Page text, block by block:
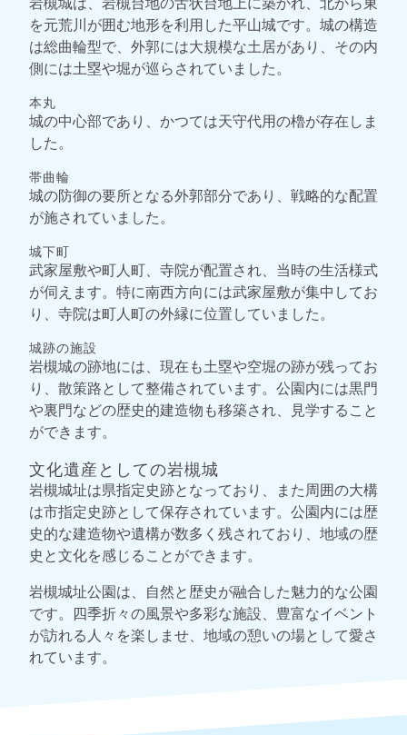
を元荒川が囲む地形を利用した平山城です。城の構造
は総曲輪型で、外郭には大規模な土居があり、その内
側には土塁や堀が巡らされていました。
本丸
城の中心部であり、かつては天守代用の櫓が存在しま
した。
帯曲輪
城の防御の要所となる外郭部分であり、戦略的な配置
が施されていました。
城下町
武家屋敷や町人町、寺院が配置され、当時の生活様式
が伺えます。特に南西方向には武家屋敷が集中してお
り、寺院は町人町の外縁に位置していました。
城跡の施設
岩槻城の跡地には、現在も土塁や空堀の跡が残ってお
り、散策路として整備されています。公園内には黒門
や裏門などの歴史的建造物も移築され、見学すること
ができます。
文化遺産としての岩槻城
岩槻城址は県指定史跡となっており、また周囲の大構
は市指定史跡として保存されています。公園内には歴
史的な建造物や遺構が数多く残されており、地域の歴
史と文化を感じることができます。
岩槻城址公園は、自然と歴史が融合した魅力的な公園
です。四季折々の風景や多彩な施設、豊富なイベント
が訪れる人々を楽しませ、地域の憩いの場として愛さ
れています。